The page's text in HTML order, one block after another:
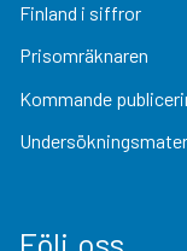
Finland i siffror
Prisomräknaren
Kommande